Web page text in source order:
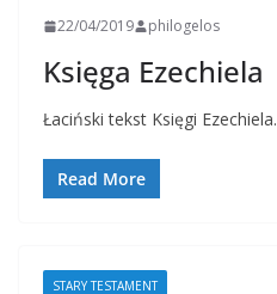
22/04/2019 philogelos
Księga Ezechiela
Łaciński tekst Księgi Ezechiela.
Read More
STARY TESTAMENT